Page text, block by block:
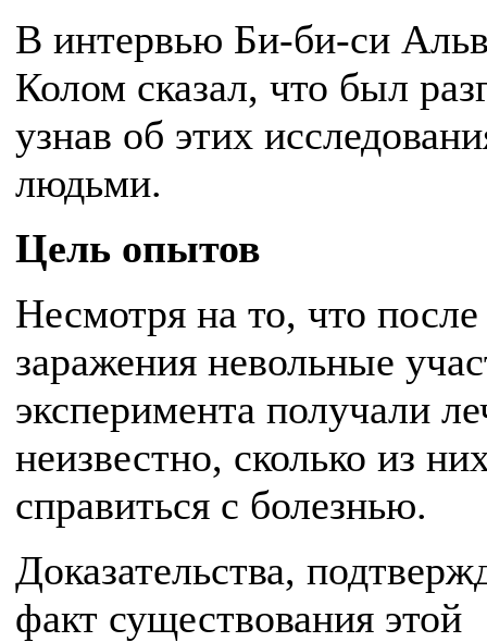
В интервью Би-би-си
Колом сказал, что был
узнав об этих
людьми.
Цель опытов
Несмотря на то, что после
заражения невольные
эксперимента получали
неизвестно, сколько из
справиться с болезнью.
Доказательства,
факт существования этой